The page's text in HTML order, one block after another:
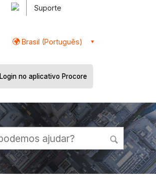
Suporte
Brasil (Português)
Login no aplicativo Procore